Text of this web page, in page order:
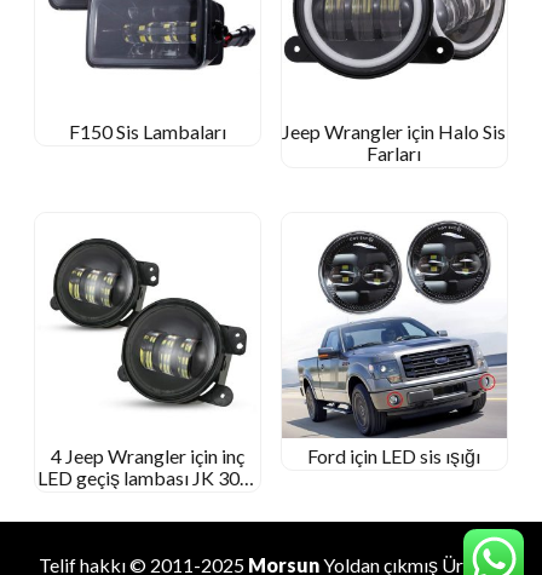
F150 Sis Lambaları
Jeep Wrangler için Halo Sis
Farları
4 Jeep Wrangler için inç
LED geçiş lambası JK 30W
Ford için LED sis ışığı
Telif hakkı © 2011-2025 MorsunYoldan çıkmış Üretici.